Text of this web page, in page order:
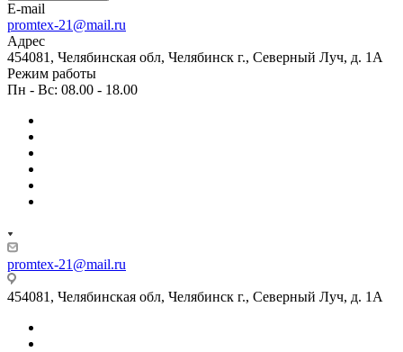
E-mail
promtex-21@mail.ru
Адрес
454081, Челябинская обл, Челябинск г., Северный Луч, д. 1А
Режим работы
Пн - Вс: 08.00 - 18.00
promtex-21@mail.ru
454081, Челябинская обл, Челябинск г., Северный Луч, д. 1А